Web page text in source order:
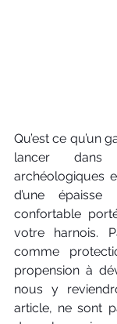
Qu’est ce qu’un
lancer dans
archéologiques
d’une épaisse
confortable
votre harnois.
comme
propension à
nous y
article, ne sont